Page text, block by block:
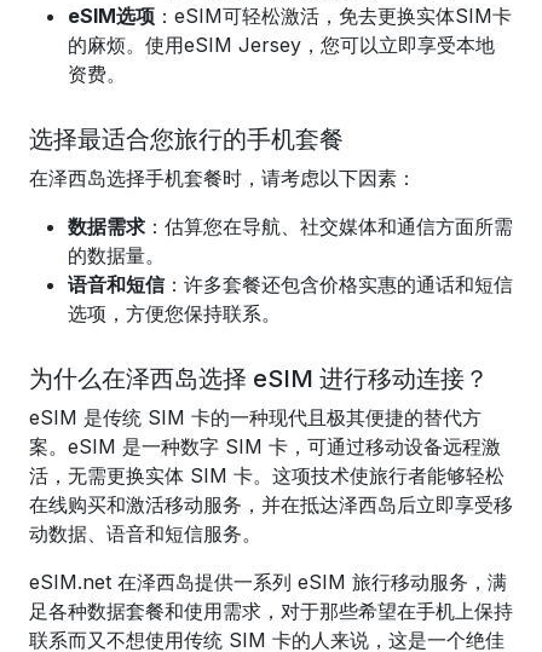
eSIM选项 ：eSIM可轻松激活，免去更换实体SIM卡
的麻烦。使用eSIM Jersey，您可以立即享受本地
资费。
选择最适合您旅行的手机套餐
在泽西岛选择手机套餐时，请考虑以下因素：
数据需求 ：估算您在导航、社交媒体和通信方面所需
的数据量。
语音和短信：许多套餐还包含价格实惠的通话和短信
选项，方便您保持联系。
为什么在泽西岛选择 eSIM 进行移动连接？
eSIM 是传统 SIM 卡的一种现代且极其便捷的替代方
案。eSIM 是一种数字 SIM 卡，可通过移动设备远程激
活，无需更换实体 SIM 卡。这项技术使旅行者能够轻松
在线购买和激活移动服务，并在抵达泽西岛后立即享受移
动数据、语音和短信服务。
eSIM.net 在泽西岛提供一系列 eSIM 旅行移动服务，满
足各种数据套餐和使用需求，对于那些希望在手机上保持
联系而又不想使用传统 SIM 卡的人来说，这是一个绝佳